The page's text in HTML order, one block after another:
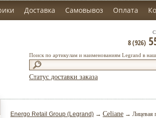
Доставка Самовывоз Оплата
Поиск по артикулам и наименованиям Legrand в
С
8 (926)
Статус доставки заказа
Energo Retail Group (Legrand) → Celiane → Лицевая